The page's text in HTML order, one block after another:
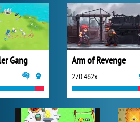
Gang Arm of Revenge
270 462x